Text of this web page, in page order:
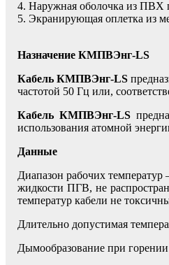
4. Наружная оболочка из ПВХ
5. Экранирующая оплетка из
Назначение КМПВЭнг-LS
Кабель КМПВЭнг-LS
частотой 50 Гц или,
Кабель КМПВЭнг-LS
использования атомной
Данные
Диапазон рабочих
жидкости ПГВ, не
температур кабели не
Длительно допустимая
Дымообразование при